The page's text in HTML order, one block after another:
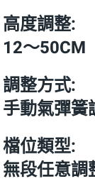
高度調整:
12～50CM
調整方式:
手動氣彈簧
檔位類型:
無段任意調